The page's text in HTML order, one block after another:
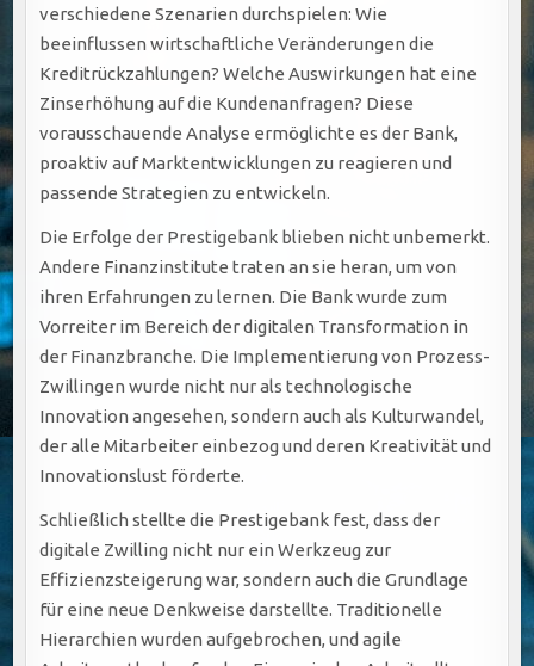
verschiedene Szenarien durchspielen: Wie
beeinflussen wirtschaftliche Veränderungen die
Kreditrückzahlungen? Welche Auswirkungen hat eine
Zinserhöhung auf die Kundenanfragen? Diese
vorausschauende Analyse ermöglichte es der Bank,
proaktiv auf Marktentwicklungen zu reagieren und
passende Strategien zu entwickeln.
Die Erfolge der Prestigebank blieben nicht unbemerkt.
Andere Finanzinstitute traten an sie heran, um von
ihren Erfahrungen zu lernen. Die Bank wurde zum
Vorreiter im Bereich der digitalen Transformation in
der Finanzbranche. Die Implementierung von Prozess-
Zwillingen wurde nicht nur als technologische
Innovation angesehen, sondern auch als Kulturwandel,
der alle Mitarbeiter einbezog und deren Kreativität und
Innovationslust förderte.
Schließlich stellte die Prestigebank fest, dass der
digitale Zwilling nicht nur ein Werkzeug zur
Effizienzsteigerung war, sondern auch die Grundlage
für eine neue Denkweise darstellte. Traditionelle
Hierarchien wurden aufgebrochen, und agile